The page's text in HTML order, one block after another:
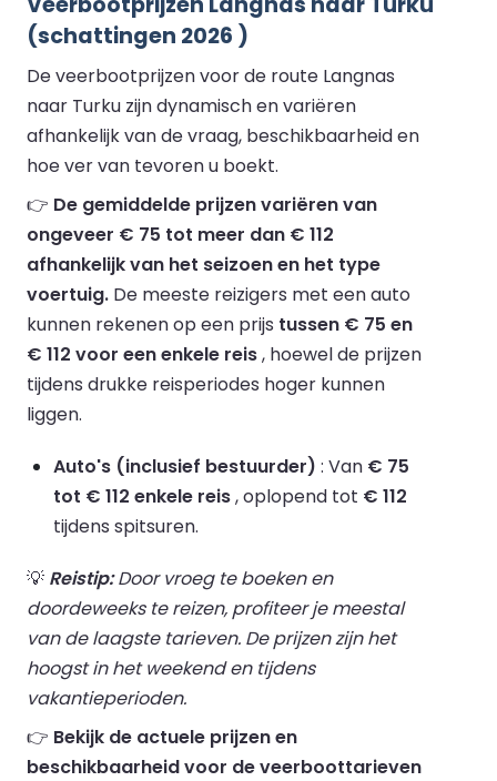
(schattingen 2026 )
De veerbootprijzen voor de route Langnas
naar Turku zijn dynamisch en variëren
afhankelijk van de vraag, beschikbaarheid en
hoe ver van tevoren u boekt.
👉 De gemiddelde prijzen variëren van
ongeveer € 75 tot meer dan € 112
afhankelijk van het seizoen en het type
voertuig. De meeste reizigers met een auto
kunnen rekenen op een prijs tussen € 75 en
€ 112 voor een enkele reis, hoewel de prijzen
tijdens drukke reisperiodes hoger kunnen
liggen.
Auto's (inclusief bestuurder) : Van € 75
tot € 112 enkele reis, oplopend tot € 112
tijdens spitsuren.
💡 Reistip:Door vroeg te boeken en
doordeweeks te reizen, profiteer je meestal
van de laagste tarieven. De prijzen zijn het
hoogst in het weekend en tijdens
vakantieperioden.
👉 Bekijk de actuele prijzen en
beschikbaarheid voor de veerboottarieven